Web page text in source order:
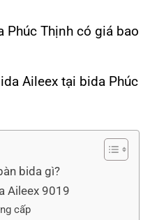
Phúc Thịnh có giá bao
Aileex tại bida Phúc
bida gì?
Aileex 9019
cấp